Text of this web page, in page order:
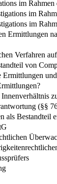
im Rahmen
im
im
Ermittlungen
Verfahren
von
(§§
als Bestandteil